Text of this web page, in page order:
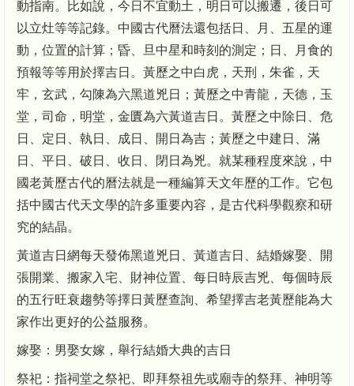
動指南。比如說，今日不宜動土，明日可以搬遷，後日可
以立灶等等記錄。中國古代曆法還包括日、月、五星的運
動，位置的計算；昏、旦中星和時刻的測定；日、月食的
預報等等用於擇吉日。黃歷之中白虎，天刑，朱雀，天
牢，玄武，勾陳為六黑道兇日；黃歷之中青龍，天德，玉
堂，司命，明堂，金匱為六黃道吉日。黃歷之中除日、危
日、定日、執日、成日、開日為吉；黃歷之中建日、滿
日、平日、破日、收日、閉日為兇。就某種程度來說，中
國老黃歷古代的曆法就是一種編算天文年歷的工作。它包
括中國古代天文學的許多重要內容，是古代科學觀察和研
究的結晶。
黃道吉日網每天發佈黑道兇日、黃道吉日、結婚嫁娶、開
張開業、搬家入宅、財神位置、每日時辰吉兇、每個時辰
的五行旺衰趨勢等擇日黃歷查詢、希望擇吉老黃歷能為大
家作出更好的公益服務。
嫁娶：男娶女嫁，舉行結婚大典的吉日
祭祀：指祠堂之祭祀、即拜祭祖先或廟寺的祭拜、神明等